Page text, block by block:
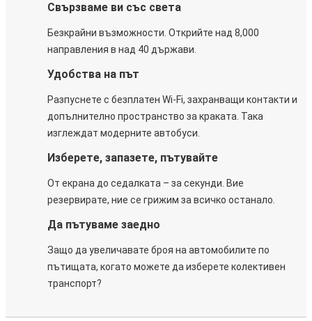
Свързваме ви със света
Безкрайни възможности. Открийте над 8,000
направления в над 40 държави.
Удобства на път
Разпуснете с безплатен Wi-Fi, захранващи контакти и
допълнително пространство за краката. Така
изглеждат модерните автобуси.
Изберете, запазете, пътувайте
От екрана до седалката – за секунди. Вие
резервирате, ние се грижим за всичко останало.
Да пътуваме заедно
Защо да увеличавате броя на автомобилите по
пътищата, когато можете да изберете колективен
транспорт?